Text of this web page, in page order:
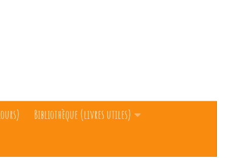
Bibliothèque (livres utiles)